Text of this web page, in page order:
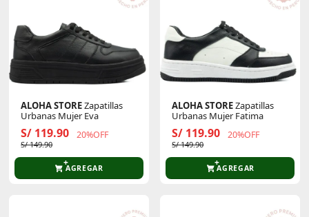
ALOHA STOREZapatillas
Urbanas Mujer Eva
S/ 119.90 20%OFF
S/ 149.90
AGREGAR
ALOHA STOREZapatillas
Urbanas Mujer Fatima
S/ 119.90 20%OFF
S/ 149.90
AGREGAR